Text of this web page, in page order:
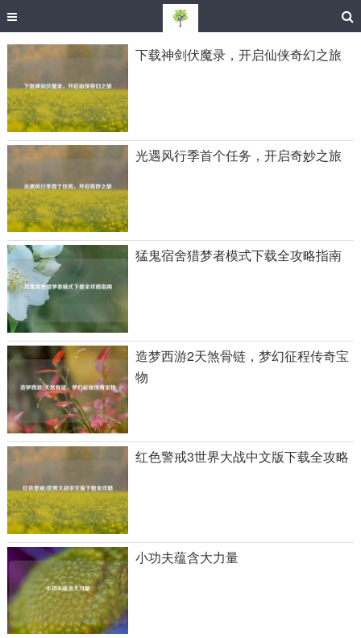
下载神剑伏魔录，开启仙侠奇幻之旅
光遇风行季首个任务，开启奇妙之旅
猛鬼宿舍猎梦者模式下载全攻略指南
造梦西游2天煞骨链，梦幻征程传奇宝
物
红色警戒3世界大战中文版下载全攻略
小功夫蕴含大力量